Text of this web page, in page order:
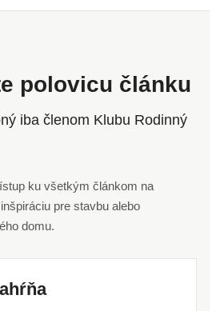
polovicu článku
iba členom Klubu Rodinný
ku všetkým článkom na
pre stavbu alebo
domu.